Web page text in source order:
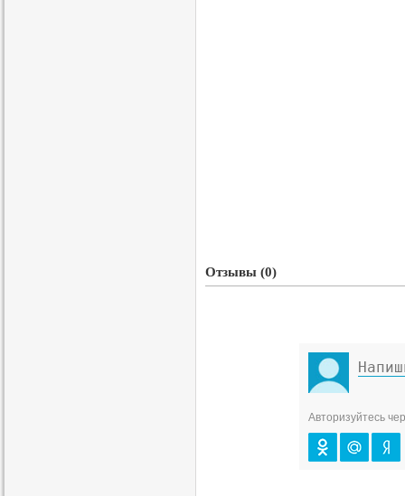
Отзывы (0)
Авторизуйтесь